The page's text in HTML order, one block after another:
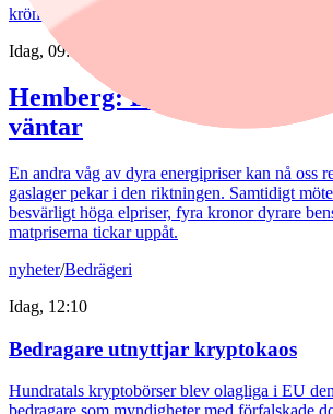
krönika
Inflation
Idag, 09:38
Hemberg: Energikris och
väntar
En andra våg av dyra energipriser kan nå oss
gaslager pekar i den riktningen. Samtidigt
besvärligt höga elpriser, fyra kronor dyrare
matpriserna tickar uppåt.
nyheter/Bedrägeri
Idag, 12:10
Bedragare utnyttjar kryptokaos
Hundratals kryptobörser blev olagliga i EU